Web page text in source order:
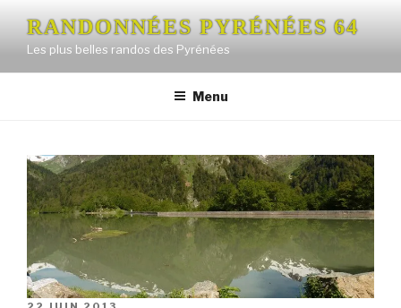
contenu
principal
RANDONNÉES PYRÉNÉES 64
Les plus belles randos des Pyrénées
Menu